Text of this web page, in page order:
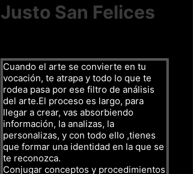
Justo San Felices
Cuando el arte se convierte en tu
vocación, te atrapa y todo lo que te
rodea pasa por ese filtro de análisis
del arte.El proceso es largo, para
llegar a crear, vas absorbiendo
información, la analizas, la
personalizas, y con todo ello ,tienes
que formar una identidad en la que se
te reconozca.
Conjugar conceptos y procedimientos